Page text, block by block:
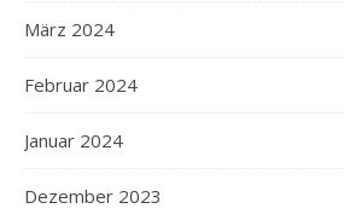
März 2024
Februar 2024
Januar 2024
Dezember 2023